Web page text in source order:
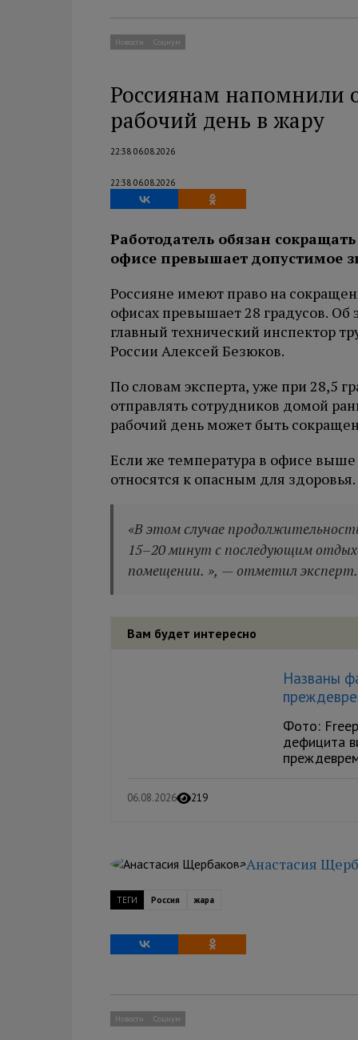
Новости Социум
Россиянам напомнили
рабочий день в жару
22:38 06.08.2026
22:38 06.08.2026
Работодатель обязан
офисе превышает допустимое
Россияне имеют право на
офисах превышает 28 градусов. Об
главный технический инспектор
России Алексей Безюков.
По словам эксперта, уже при 28,5
отправлять сотрудников домой
рабочий день может быть
Если же температура в офисе выше
относятся к опасным для здоровья.
«В этом случае
15–20 минут с последующим
помещении. », — отметил эксперт.
Вам будет интересно
Названы
Фото:
дефицита
06.08.2026 219
Анастасия
ТЕГИ Россия жара
Новости Социум